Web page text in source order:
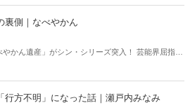
裏側｜なべやかん
かん遺産」がシン・シリーズ突入！ 芸能界屈指の
は、あなた次第！ 芸能ニュース
行方不明」になった話｜瀬戸内みなみ